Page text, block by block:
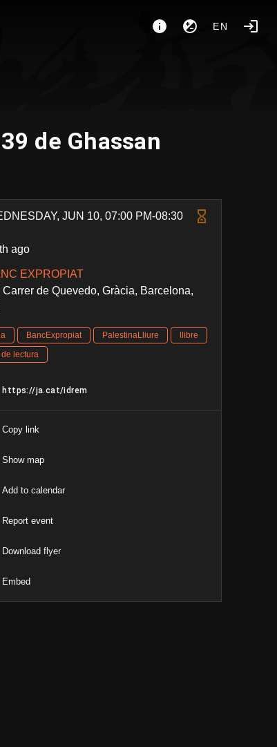
EN
de Ghassan
JUN 10, 07:00 PM-08:30
ago
EXPROPIAT
Carrer de Quevedo, Gràcia, Barcelona,
BancExpropiat PalestinaLliure
llibre
lectura
https://ja.cat/idrem
Copy link
Show map
Add to calendar
Report event
Download flyer
Embed